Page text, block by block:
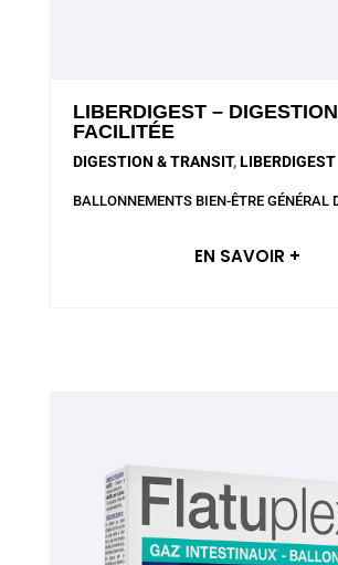
LIBERDIGEST – DIGESTION
FACILITÉE
DIGESTION & TRANSIT,LIBERDIGEST
BALLONNEMENTS BIEN-ÊTRE GÉNÉRAL
EN SAVOIR +